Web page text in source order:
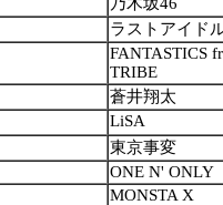
ラストアイド
FANTASTICS
TRIBE
蒼井翔太
LiSA
東京事変
ONE N' ONLY
MONSTA X